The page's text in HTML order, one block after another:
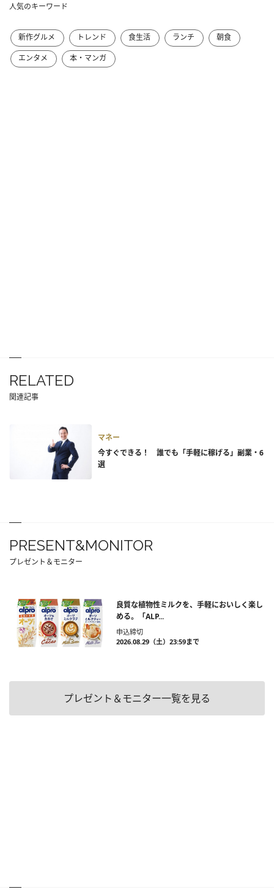
人気のキーワード
新作グルメ トレンド 食生活 ランチ
朝食
エンタメ
本・マンガ
RELATED
関連記事
マネー
今すぐできる！ 誰でも「手軽に稼げる」副業・6
選
PRESENT&MONITOR
プレゼント＆モニター
良質な植物性ミルクを、手軽においしく楽し
める。「ALP...
申込締切
2026.08.29（土）23:59まで
プレゼント＆モニター一覧を見る